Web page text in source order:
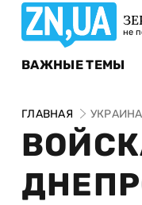
не
ВАЖНЫЕ ТЕМЫ
ГЛАВНАЯ УКРАИНА